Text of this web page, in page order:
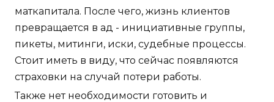
маткапитала. После чего, жизнь клиентов
превращается в ад - инициативные группы,
пикеты, митинги, иски, судебные процессы.
Стоит иметь в виду, что сейчас появляются
страховки на случай потери работы.
Также нет необходимости готовить и